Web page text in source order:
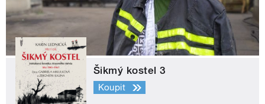
Šikmý kostel 3
Koupit